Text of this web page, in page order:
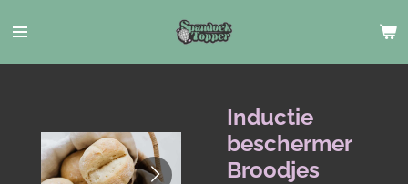
direct
naar
Inductie
beschermer
Broodjes